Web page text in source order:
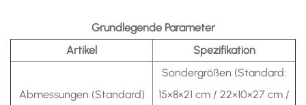
Grundlegende Parameter
Artikel
Spezifikation
Abmessungen (Standard)
Sondergrößen (Standard:
15×8×21 cm / 22×10×27 cm /